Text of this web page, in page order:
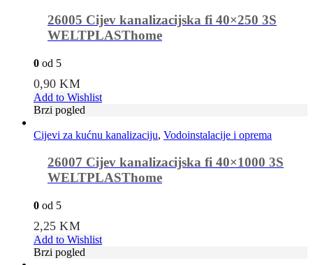
26005 Cijev kanalizacijska fi 40×250 3S
WELTPLASThome
0 od 5
0,90KM
Add to Wishlist
Brzi pogled
Cijevi za kućnu kanalizaciju, Vodoinstalacije i oprema
26007 Cijev kanalizacijska fi 40×1000 3S
WELTPLASThome
0 od 5
2,25KM
Add to Wishlist
Brzi pogled